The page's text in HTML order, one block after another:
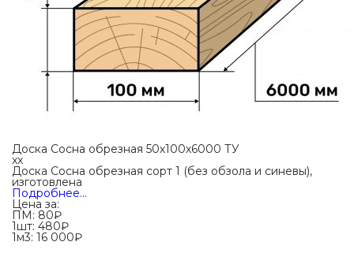
Доска Сосна обрезная 50х100х6000 ТУ
xx
Доска Сосна обрезная сорт 1 (без обзола и синевы),
изготовлена
Подробнее…
Цена за:
ПМ: 80₽
1шт: 480₽
1м3: 16 000₽